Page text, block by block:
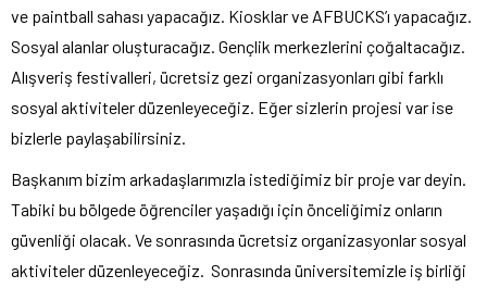
ve paintball sahası yapacağız. Kiosklar ve AFBUCKS’ı yapacağız.
Sosyal alanlar oluşturacağız. Gençlik merkezlerini çoğaltacağız.
Alışveriş festivalleri, ücretsiz gezi organizasyonları gibi farklı
sosyal aktiviteler düzenleyeceğiz. Eğer sizlerin projesi var ise
bizlerle paylaşabilirsiniz.
Başkanım bizim arkadaşlarımızla istediğimiz bir proje var deyin.
Tabiki bu bölgede öğrenciler yaşadığı için önceliğimiz onların
güvenliği olacak. Ve sonrasında ücretsiz organizasyonlar sosyal
aktiviteler düzenleyeceğiz. Sonrasında üniversitemizle iş birliği